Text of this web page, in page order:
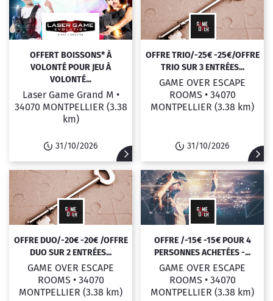
OFFERT BOISSONS* À
VOLONTÉ POUR JEU À
VOLONTÉ...
Laser Game Grand M •
34070 MONTPELLIER (3.38
km)
31/10/2026
OFFRE TRIO/-25€ -25€/OFFRE
TRIO SUR 3 ENTRÉES...
GAME OVER ESCAPE
ROOMS • 34070
MONTPELLIER (3.38 km)
31/10/2026
OFFRE DUO/-20€ -20€ /OFFRE
DUO SUR 2 ENTRÉES...
GAME OVER ESCAPE
ROOMS • 34070
MONTPELLIER (3.38 km)
OFFRE /-15€ -15€ POUR 4
PERSONNES ACHETÉES -...
GAME OVER ESCAPE
ROOMS • 34070
MONTPELLIER (3.38 km)